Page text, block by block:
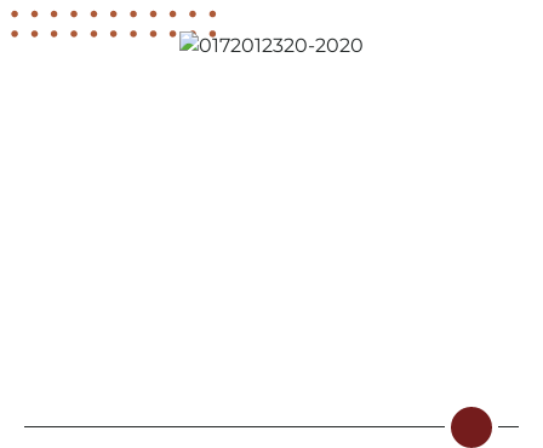
Bildergalerie überspringen